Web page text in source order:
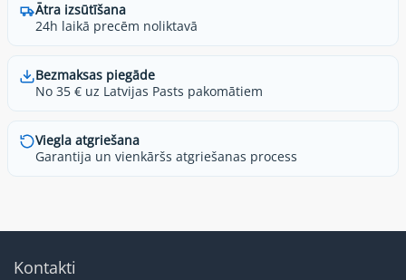
Ātra izsūtīšana
24h laikā precēm noliktavā
Bezmaksas piegāde
No 35 € uz Latvijas Pasts pakomātiem
Viegla atgriešana
Garantija un vienkāršs atgriešanas process
Kontakti